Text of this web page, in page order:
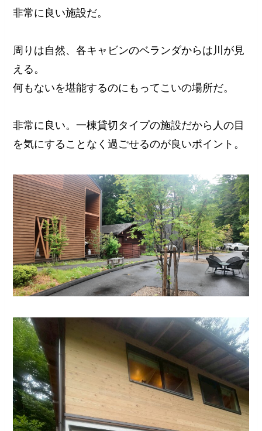
非常に良い施設だ。
周りは自然、各キャビンのベランダからは川が見
える。
何もないを堪能するのにもってこいの場所だ。
非常に良い。一棟貸切タイプの施設だから人の目
を気にすることなく過ごせるのが良いポイント。